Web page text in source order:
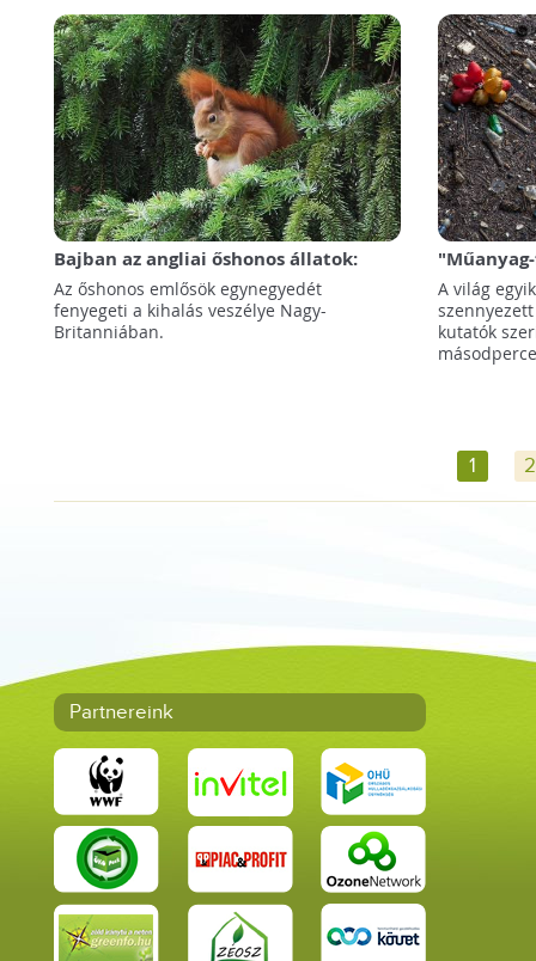
Bajban az angliai őshonos állatok:
negyedüket fenyegeti kihalás
Az őshonos emlősök egynegyedét
fenyegeti a kihalás veszélye Nagy-
Britanniában.
A világ
kutatók
1 2
Partnereink